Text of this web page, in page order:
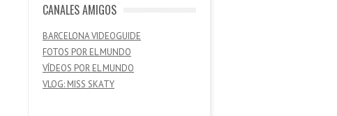
CANALES AMIGOS
BARCELONA VIDEOGUIDE
FOTOS POR EL MUNDO
VÍDEOS POR EL MUNDO
VLOG: MISS SKATY